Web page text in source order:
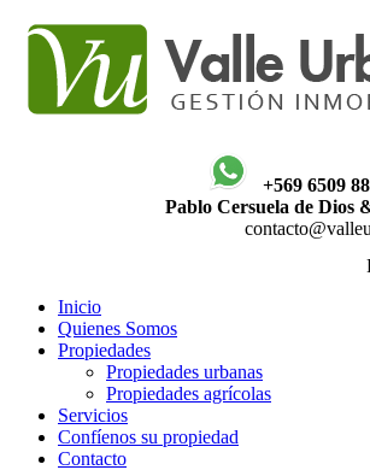
+569 6509
Pablo Cersuela de Dios
Inicio
Quienes Somos
Propiedades
Propiedades urbanas
Propiedades agrícolas
Servicios
Confíenos su propiedad
Contacto